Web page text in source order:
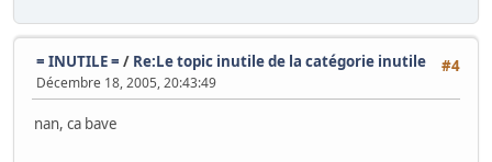
#4
= INUTILE = / Re:Le topic inutile de la catégorie inutile
Décembre 18, 2005, 20:43:49
nan, ca bave